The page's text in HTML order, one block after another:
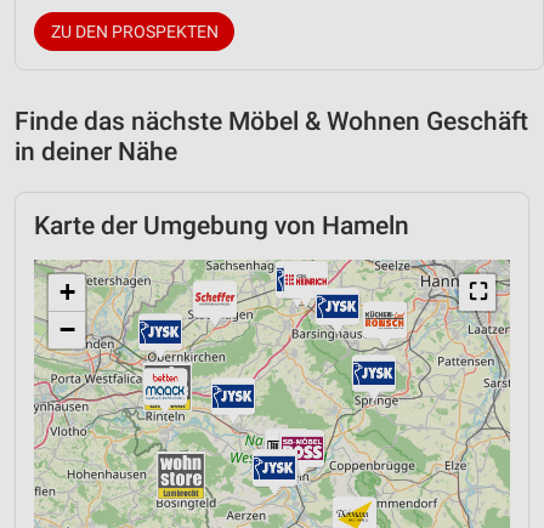
ZU DEN PROSPEKTEN
Finde das nächste Möbel & Wohnen Geschäft
in deiner Nähe
Karte der Umgebung von Hameln
⛶
+
−